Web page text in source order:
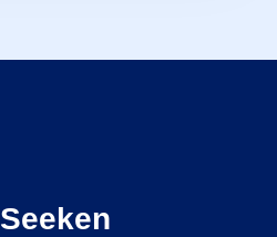
Seeken